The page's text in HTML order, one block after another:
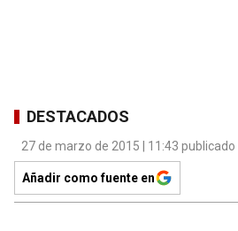
DESTACADOS
27 de marzo de 2015 | 11:43
Añadir como fuente en